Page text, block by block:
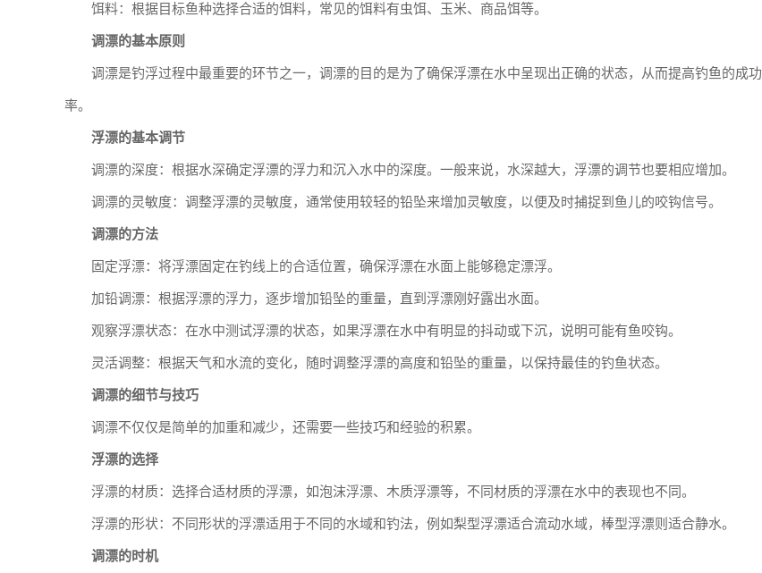
饵料：根据目标鱼种选择合适的饵料，常见的饵料有虫饵、玉米、商品饵等。
调漂的基本原则
调漂是钓浮过程中最重要的环节之一，调漂的目的是为了确保浮漂在水中呈现出正确的状态，从而提高钓鱼的成功
率。
浮漂的基本调节
调漂的深度：根据水深确定浮漂的浮力和沉入水中的深度。一般来说，水深越大，浮漂的调节也要相应增加。
调漂的灵敏度：调整浮漂的灵敏度，通常使用较轻的铅坠来增加灵敏度，以便及时捕捉到鱼儿的咬钩信号。
调漂的方法
固定浮漂：将浮漂固定在钓线上的合适位置，确保浮漂在水面上能够稳定漂浮。
加铅调漂：根据浮漂的浮力，逐步增加铅坠的重量，直到浮漂刚好露出水面。
观察浮漂状态：在水中测试浮漂的状态，如果浮漂在水中有明显的抖动或下沉，说明可能有鱼咬钩。
灵活调整：根据天气和水流的变化，随时调整浮漂的高度和铅坠的重量，以保持最佳的钓鱼状态。
调漂的细节与技巧
调漂不仅仅是简单的加重和减少，还需要一些技巧和经验的积累。
浮漂的选择
浮漂的材质：选择合适材质的浮漂，如泡沫浮漂、木质浮漂等，不同材质的浮漂在水中的表现也不同。
浮漂的形状：不同形状的浮漂适用于不同的水域和钓法，例如梨型浮漂适合流动水域，棒型浮漂则适合静水。
调漂的时机